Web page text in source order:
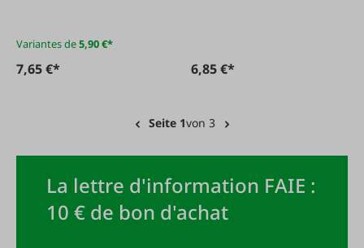
Variantes de5,90 €*
7,65 €* 6,85 €*
Seite 1von 3
La lettre d'information FAIE :
10 € de bon d'achat